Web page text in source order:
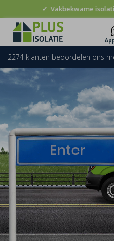
✓ Vakbekwame
2274 klanten beoordelen ons